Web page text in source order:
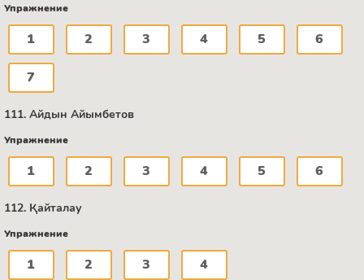
Упражнение
1 2 3 4 5 6
7
111. Айдын Айымбетов
Упражнение
1 2 3 4 5 6
112. Қайталау
Упражнение
1 2 3 4